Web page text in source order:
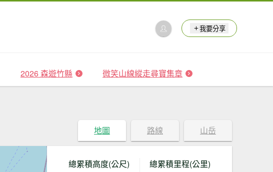
我要分享
2026 森遊竹縣 微笑山線縱走尋寶集章
地圖 路線 山岳
總累積高度(公尺) 總累積里程(公里)